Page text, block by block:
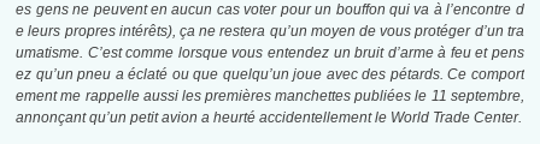
es gens ne peuvent en aucun cas voter pour un bouffon qui va à l’encontre d
e leurs propres intérêts), ça ne restera qu’un moyen de vous protéger d’un tra
umatisme. C’est comme lorsque vous entendez un bruit d’arme à feu et pens
ez qu’un pneu a éclaté ou que quelqu’un joue avec des pétards. Ce comport
ement me rappelle aussi les premières manchettes publiées le 11 septembre,
annonçant qu’un petit avion a heurté accidentellement le World Trade Center.